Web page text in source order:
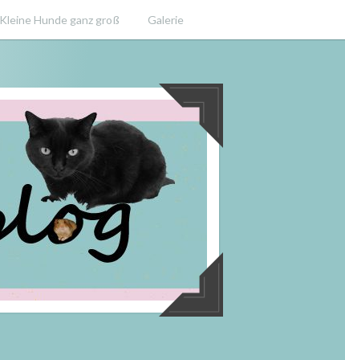
Kleine Hunde ganz groß Galerie